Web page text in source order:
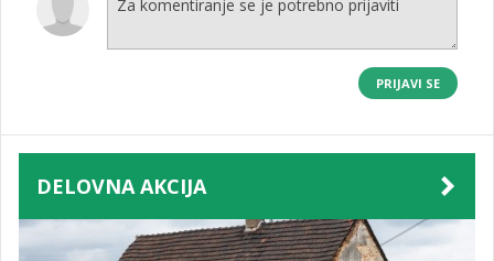
PRIJAVI SE
DELOVNA AKCIJA